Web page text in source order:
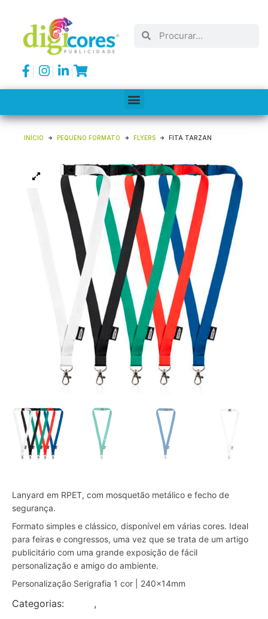
INÍCIO PEQUENO FORMATO FLYERS FITA TARZAN
Lanyard em RPET, com mosquetão metálico e fecho de
segurança.
Formato simples e clássico, disponível em várias cores. Ideal
para feiras e congressos, uma vez que se trata de um artigo
publicitário com uma grande exposição de fácil
personalização e amigo do ambiente.
Personalização Serigrafia 1 cor | 240x14mm
Categorias: ,